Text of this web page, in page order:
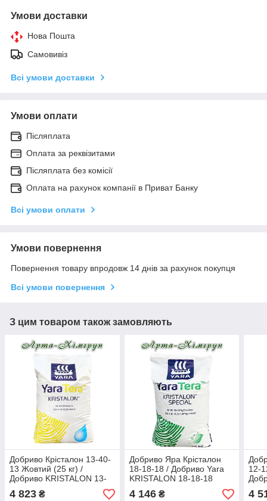
Умови доставки
Нова Пошта
Самовивіз
Всі умови доставки
Умови оплати
Післяплата
Оплата за реквізитами
Післяплата без комісії
Оплата на рахунок компанії в Приват Банку
Всі умови оплати
Умови повернення
Повернення товару впродовж 14 днів за рахунок покупця
Всі умови повернення
З цим товаром також замовляють
Добриво Крісталон 13-40-
13 Жовтий (25 кг) /
Добриво KRISTALON 13-
40-13 YELLOW (25 кг)
4 823 ₴
Добриво Яра Крісталон
18-18-18 / Добриво Yara
KRISTALON 18-18-18
SPECIAL (25 кг)
4 146₴
12-
12-
4